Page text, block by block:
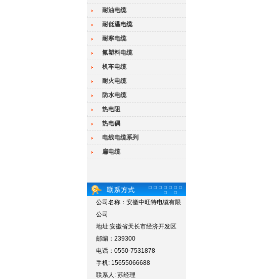
耐油电缆
耐低温电缆
耐寒电缆
氟塑料电缆
机车电缆
耐火电缆
防水电缆
热电阻
热电偶
电线电缆系列
扁电缆
公司名称：安徽中旺特电缆有限
公司
地址:安徽省天长市经济开发区
邮编：239300
电话：0550-7531878
手机: 15655066688
联系人: 苏经理